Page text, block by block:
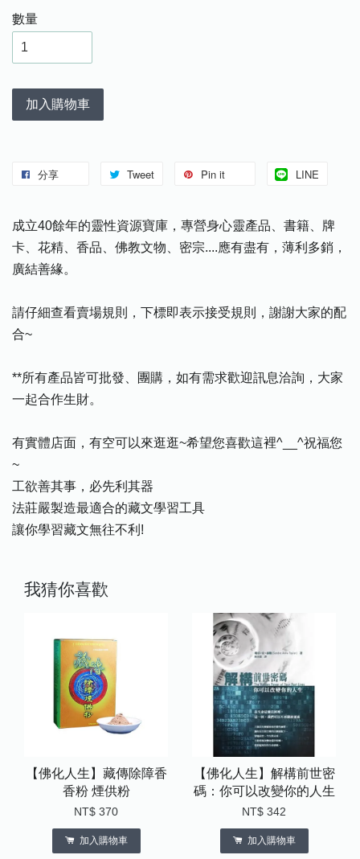
數量
加入購物車
分享 Tweet Pin it LINE
成立40餘年的靈性資源寶庫，專營身心靈產品、書籍、牌
卡、花精、香品、佛教文物、密宗....應有盡有，薄利多銷，
廣結善緣。
請仔細查看賣場規則，下標即表示接受規則，謝謝大家的配
合~
**所有產品皆可批發、團購，如有需求歡迎訊息洽詢，大家
一起合作生財。
有實體店面，有空可以來逛逛~希望您喜歡這裡^__^祝福您
~
工欲善其事，必先利其器
法莊嚴製造最適合的藏文學習工具
讓你學習藏文無往不利!
我猜你喜歡
【佛化人生】藏傳除障香
香粉 煙供粉
NT$ 370
加入購物車
【佛化人生】解構前世密
碼：你可以改變你的人生
NT$ 342
加入購物車